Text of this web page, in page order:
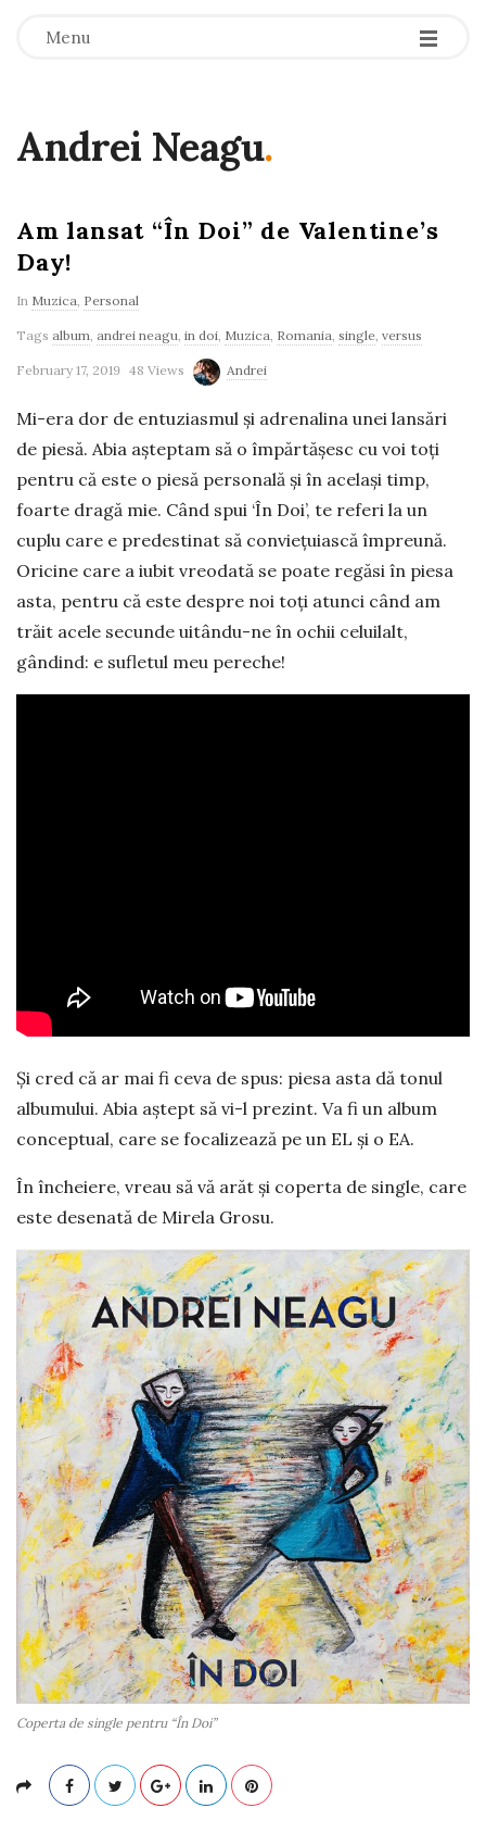
Menu -
-
-
Andrei Neagu.
Am lansat “În Doi” de Valentine’s
Day!
In Muzica, Personal
Tags album, andrei neagu, in doi, Muzica, Romania, single, versus
February 17, 2019 48 Views Andrei
Mi-era dor de entuziasmul și adrenalina unei lansări
de piesă. Abia așteptam să o împărtășesc cu voi toți
pentru că este o piesă personală și în același timp,
foarte dragă mie. Când spui ‘În Doi’, te referi la un
cuplu care e predestinat să conviețuiască împreună.
Oricine care a iubit vreodată se poate regăsi în piesa
asta, pentru că este despre noi toți atunci când am
trăit acele secunde uitându-ne în ochii celuilalt,
gândind: e sufletul meu pereche!
Și cred că ar mai fi ceva de spus: piesa asta dă tonul
albumului. Abia aștept să vi-l prezint. Va fi un album
conceptual, care se focalizează pe un EL și o EA.
În încheiere, vreau să vă arăt și coperta de single, care
este desenată de Mirela Grosu.
Coperta de single pentru “În Doi”